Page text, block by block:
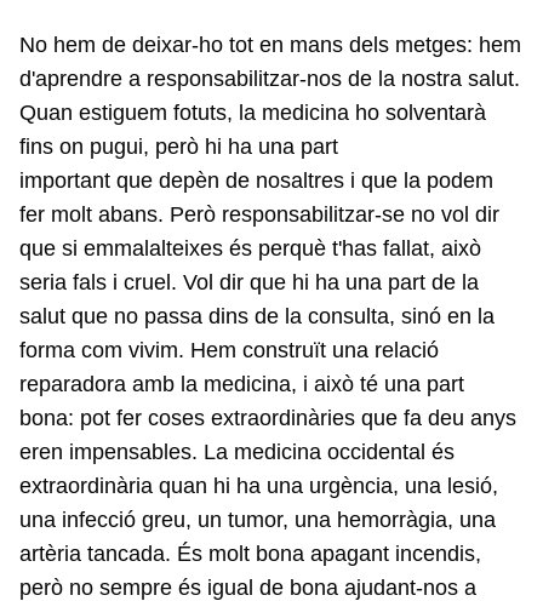
No hem de deixar-ho tot en mans dels metges: hem
d'aprendre a responsabilitzar-nos de la nostra salut.
Quan estiguem fotuts, la medicina ho solventarà
fins on pugui, però hi ha una part
important que depèn de nosaltres i que la podem
fer molt abans. Però responsabilitzar-se no vol dir
que si emmalalteixes és perquè t'has fallat, això
seria fals i cruel. Vol dir que hi ha una part de la
salut que no passa dins de la consulta, sinó en la
forma com vivim. Hem construït una relació
reparadora amb la medicina, i això té una part
bona: pot fer coses extraordinàries que fa deu anys
eren impensables. La medicina occidental és
extraordinària quan hi ha una urgència, una lesió,
una infecció greu, un tumor, una hemorràgia, una
artèria tancada. És molt bona apagant incendis,
però no sempre és igual de bona ajudant-nos a